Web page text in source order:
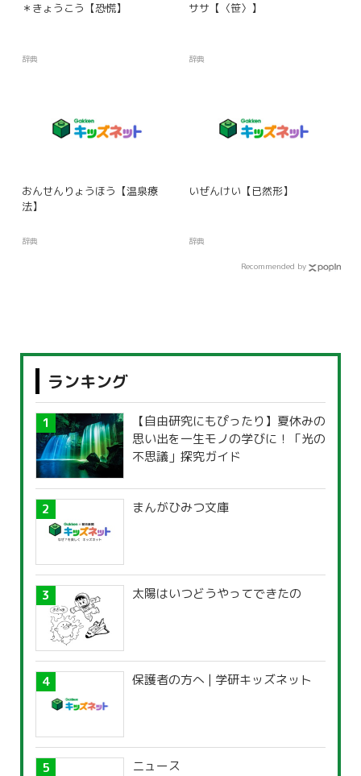
＊きょうこう【恐慌】
辞典
ササ【〈笹〉】
辞典
おんせんりょうほう【温泉療
法】
辞典
いぜんけい【已然形】
辞典
Recommended by
ランキング
【自由研究にもぴったり】夏休みの
思い出を一生モノの学びに！「光の
不思議」探究ガイド
まんがひみつ文庫
太陽はいつどうやってできたの
保護者の方へ | 学研キッズネット
ニュース